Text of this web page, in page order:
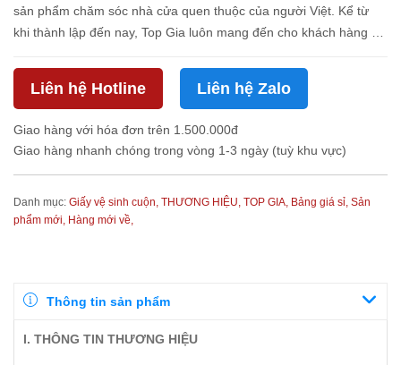
sản phẩm chăm sóc nhà cửa quen thuộc của người Việt. Kể từ
khi thành lập đến nay, Top Gia luôn mang đến cho khách hàng 1
dạng ...
Liên hệ Hotline Liên hệ Zalo
Giao hàng với hóa đơn trên 1.500.000đ
Giao hàng nhanh chóng trong vòng 1-3 ngày (tuỳ khu vực)
Danh mục: Giấy vệ sinh cuộn, THƯƠNG HIỆU, TOP GIA, Bảng giá sỉ, Sản
phẩm mới, Hàng mới về,
Thông tin sản phẩm
I. THÔNG TIN THƯƠNG HIỆU